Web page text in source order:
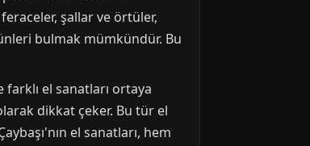
şallar ve örtüler,
bulmak mümkündür. Bu
farklı el sanatları ortaya
dikkat çeker. Bu tür el
el sanatları, hem